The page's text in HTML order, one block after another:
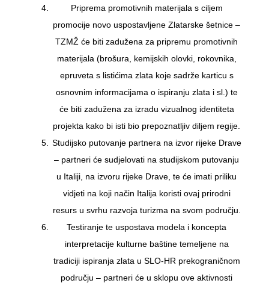
Priprema promotivnih materijala s ciljem
promocije novo uspostavljene Zlatarske šetnice –
TZMŽ će biti zadužena za pripremu promotivnih
materijala (brošura, kemijskih olovki, rokovnika,
epruveta s listićima zlata koje sadrže karticu s
osnovnim informacijama o ispiranju zlata i sl.) te
će biti zadužena za izradu vizualnog identiteta
projekta kako bi isti bio prepoznatljiv diljem regije.
Studijsko putovanje partnera na izvor rijeke Drave
– partneri će sudjelovati na studijskom putovanju
u Italiji, na izvoru rijeke Drave, te će imati priliku
vidjeti na koji način Italija koristi ovaj prirodni
resurs u svrhu razvoja turizma na svom području.
Testiranje te uspostava modela i koncepta
interpretacije kulturne baštine temeljene na
tradiciji ispiranja zlata u SLO-HR prekograničnom
području – partneri će u sklopu ove aktivnosti